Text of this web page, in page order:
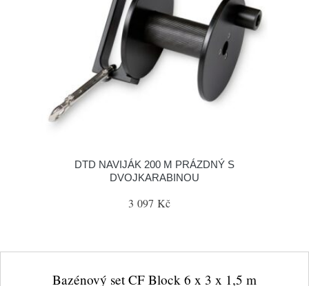
DTD NAVIJÁK 200 M PRÁZDNÝ S
DVOJKARABINOU
3 097 Kč
Bazénový set CF Block 6 x 3 x 1,5 m